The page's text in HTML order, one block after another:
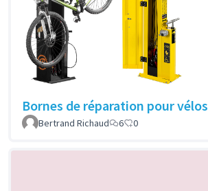
Bornes de réparation pour vélos
Bertrand Richaud
6 0